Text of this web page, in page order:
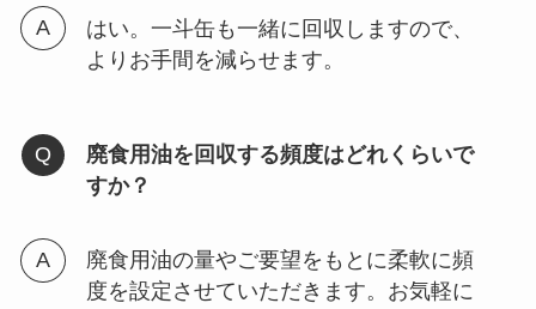
はい。一斗缶も一緒に回収しますので、
よりお手間を減らせます。
廃食用油を回収する頻度はどれくらいで
すか？
廃食用油の量やご要望をもとに柔軟に頻
度を設定させていただきます。お気軽に